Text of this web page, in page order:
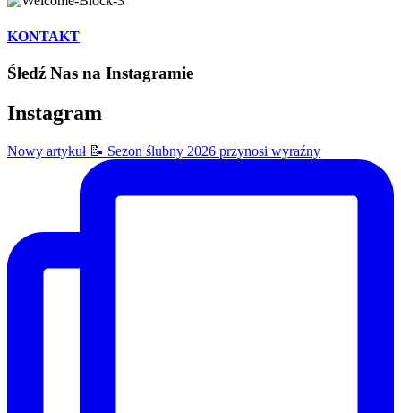
KONTAKT
Śledź Nas na Instagramie
Instagram
Nowy artykuł 📝 Sezon ślubny 2026 przynosi wyraźny